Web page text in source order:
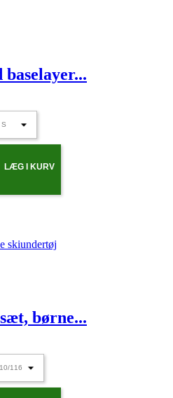
LÆG I KURV
børne...